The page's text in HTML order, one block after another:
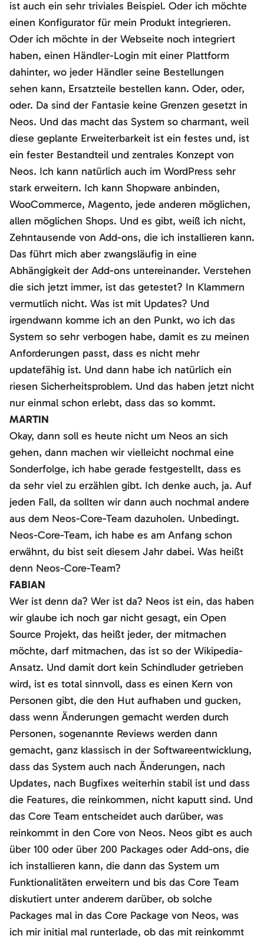
ist auch ein sehr triviales Beispiel. Oder ich möchte
einen Konfigurator für mein Produkt integrieren.
Oder ich möchte in der Webseite noch integriert
haben, einen Händler-Login mit einer Plattform
dahinter, wo jeder Händler seine Bestellungen
sehen kann, Ersatzteile bestellen kann. Oder, oder,
oder. Da sind der Fantasie keine Grenzen gesetzt in
Neos. Und das macht das System so charmant, weil
diese geplante Erweiterbarkeit ist ein festes und, ist
ein fester Bestandteil und zentrales Konzept von
Neos. Ich kann natürlich auch im WordPress sehr
stark erweitern. Ich kann Shopware anbinden,
WooCommerce, Magento, jede anderen möglichen,
allen möglichen Shops. Und es gibt, weiß ich nicht,
Zehntausende von Add-ons, die ich installieren kann.
Das führt mich aber zwangsläufig in eine
Abhängigkeit der Add-ons untereinander. Verstehen
die sich jetzt immer, ist das getestet? In Klammern
vermutlich nicht. Was ist mit Updates? Und
irgendwann komme ich an den Punkt, wo ich das
System so sehr verbogen habe, damit es zu meinen
Anforderungen passt, dass es nicht mehr
updatefähig ist. Und dann habe ich natürlich ein
riesen Sicherheitsproblem. Und das haben jetzt nicht
nur einmal schon erlebt, dass das so kommt.
MARTIN
Okay, dann soll es heute nicht um Neos an sich
gehen, dann machen wir vielleicht nochmal eine
Sonderfolge, ich habe gerade festgestellt, dass es
da sehr viel zu erzählen gibt. Ich denke auch, ja. Auf
jeden Fall, da sollten wir dann auch nochmal andere
aus dem Neos-Core-Team dazuholen. Unbedingt.
Neos-Core-Team, ich habe es am Anfang schon
erwähnt, du bist seit diesem Jahr dabei. Was heißt
denn Neos-Core-Team?
FABIAN
Wer ist denn da? Wer ist da? Neos ist ein, das haben
wir glaube ich noch gar nicht gesagt, ein Open
Source Projekt, das heißt jeder, der mitmachen
möchte, darf mitmachen, das ist so der Wikipedia-
Ansatz. Und damit dort kein Schindluder getrieben
wird, ist es total sinnvoll, dass es einen Kern von
Personen gibt, die den Hut aufhaben und gucken,
dass wenn Änderungen gemacht werden durch
Personen, sogenannte Reviews werden dann
gemacht, ganz klassisch in der Softwareentwicklung,
dass das System auch nach Änderungen, nach
Updates, nach Bugfixes weiterhin stabil ist und dass
die Features, die reinkommen, nicht kaputt sind. Und
das Core Team entscheidet auch darüber, was
reinkommt in den Core von Neos. Neos gibt es auch
über 100 oder über 200 Packages oder Add-ons, die
ich installieren kann, die dann das System um
Funktionalitäten erweitern und bis das Core Team
diskutiert unter anderem darüber, ob solche
Packages mal in das Core Package von Neos, was
ich mir initial mal runterlade, ob das mit reinkommt